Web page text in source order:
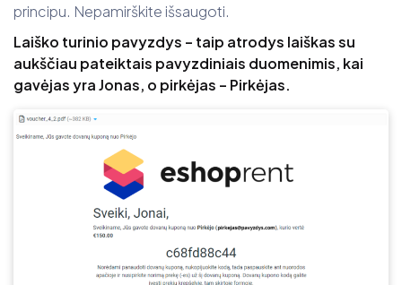
principu. Nepamirškite išsaugoti.
Laiško turinio pavyzdys – taip atrodys laiškas su
aukščiau pateiktais pavyzdiniais duomenimis, kai
gavėjas yra Jonas, o pirkėjas – Pirkėjas.